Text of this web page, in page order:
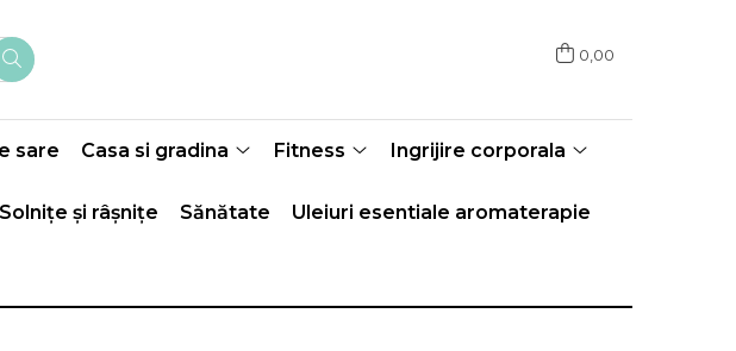
0,00
sare Casa si gradina Fitness Ingrijire corporala
Solnițe și râșnițe Sănătate Uleiuri esentiale aromaterapie